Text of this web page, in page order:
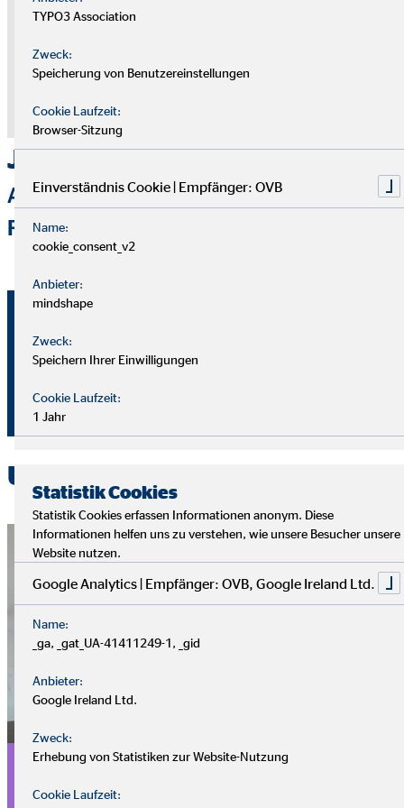
Datenschutzerklärung.
Zustimmung zum "Vimeo" Cookie um diesen
Inhalt anzuzeigen
Jetzt Einblicke gewinnen!
ARBEITEN IN DER
REGIONALDIREKTION HAMANN
Wir haben dich neugierig
gemacht?
Dann schau dir jetzt unsere aktuellen Stellenangebote an.
Unsere Stellenabgebote
2. Einkommen nebenberuflich
erzielen
TYPO3 Association
Zweck:
Speicherung von Benutzereinstellungen
Cookie Laufzeit:
Browser-Sitzung
Einverständnis Cookie | Empfänger: OVB
Name:
cookie_consent_v2
Anbieter:
mindshape
Zweck:
Speichern Ihrer Einwilligungen
Cookie Laufzeit:
1 Jahr
Statistik Cookies
Statistik Cookies erfassen Informationen anonym. Diese
Informationen helfen uns zu verstehen, wie unsere Besucher unsere
Website nutzen.
Google Analytics | Empfänger: OVB, Google Ireland Ltd.
Name:
_ga, _gat_UA-41411249-1, _gid
Anbieter:
Google Ireland Ltd.
Zweck:
Erhebung von Statistiken zur Website-Nutzung
Cookie Laufzeit: